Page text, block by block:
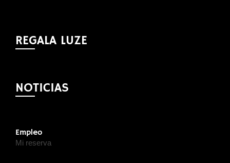
REGALA LUZE
NOTICIAS
Empleo
Mi reserva